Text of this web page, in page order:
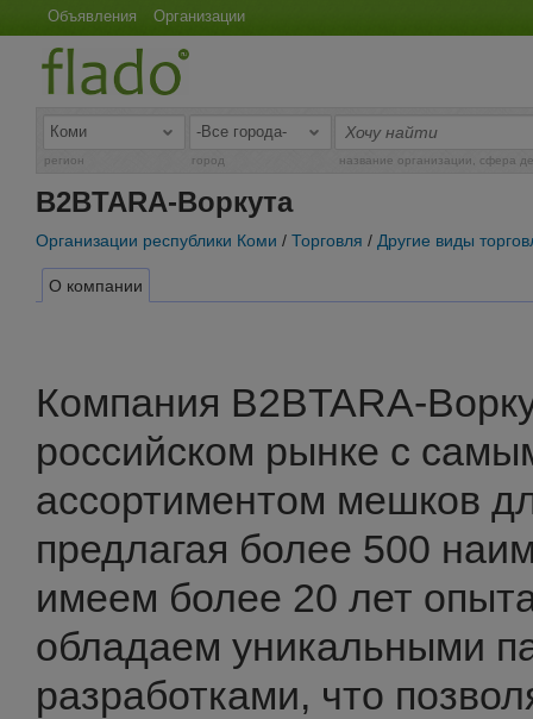
Объявления Организации
регион город название организации, сфера
B2BTARA-Воркута
Организации республики Коми / Торговля / Другие виды
О компании
Компания B2BTARA-
российском рынке с
ассортиментом мешков
предлагая более 500
имеем более 20 лет
обладаем уникальными
разработками, что